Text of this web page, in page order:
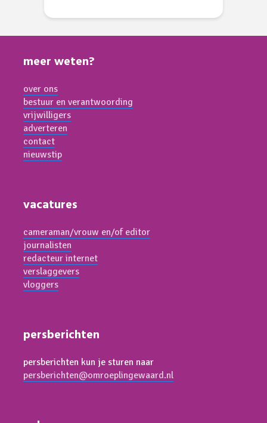
meer weten?
over ons
bestuur en verantwoording
vrijwilligers
adverteren
contact
nieuwstip
vacatures
cameraman/vrouw en/of editor
journalisten
redacteur internet
verslaggevers
vloggers
persberichten
persberichten kun je sturen naar
persberichten@omroeplingewaard.nl